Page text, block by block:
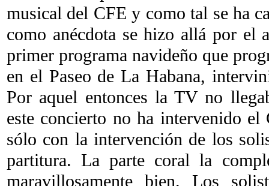
musical del CFE y como tal se ha
como anécdota se hizo allá por el
primer programa navideño que
en el Paseo de La Habana,
Por aquel entonces la TV no
este concierto no ha intervenido
sólo con la intervención de los
partitura. La parte coral la
maravillosamente bien. Los